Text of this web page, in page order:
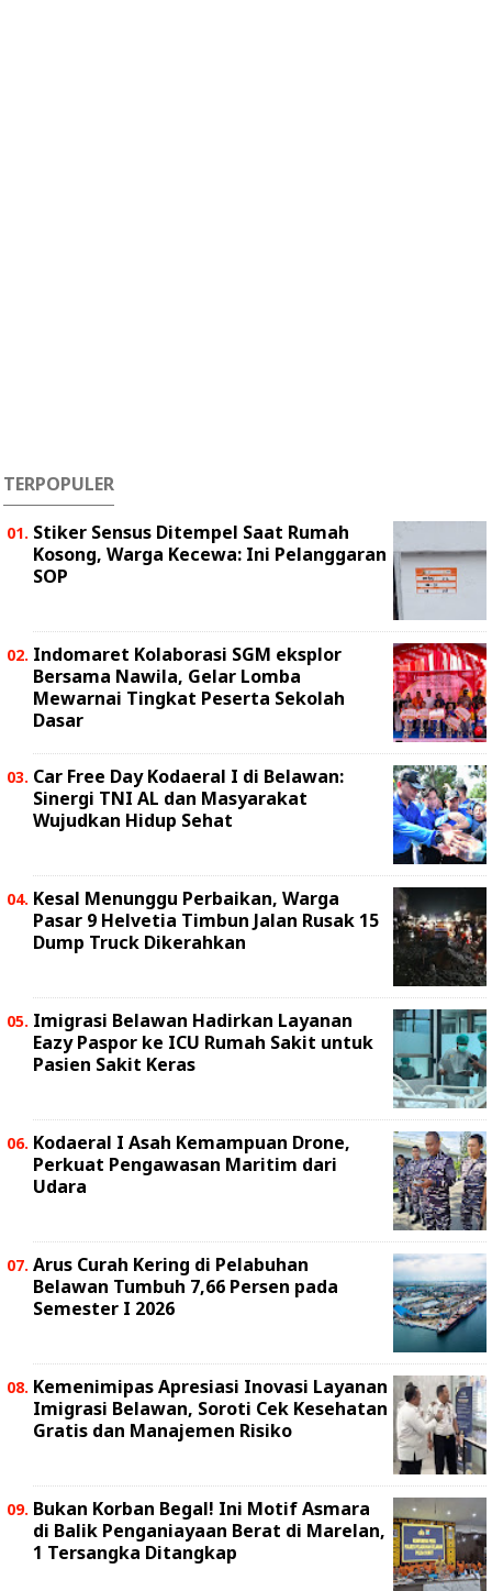
TERPOPULER
Stiker Sensus Ditempel Saat Rumah
Kosong, Warga Kecewa: Ini Pelanggaran
SOP
Indomaret Kolaborasi SGM eksplor
Bersama Nawila, Gelar Lomba
Mewarnai Tingkat Peserta Sekolah
Dasar
Car Free Day Kodaeral I di Belawan:
Sinergi TNI AL dan Masyarakat
Wujudkan Hidup Sehat
Kesal Menunggu Perbaikan, Warga
Pasar 9 Helvetia Timbun Jalan Rusak 15
Dump Truck Dikerahkan
Imigrasi Belawan Hadirkan Layanan
Eazy Paspor ke ICU Rumah Sakit untuk
Pasien Sakit Keras
Kodaeral I Asah Kemampuan Drone,
Perkuat Pengawasan Maritim dari
Udara
Arus Curah Kering di Pelabuhan
Belawan Tumbuh 7,66 Persen pada
Semester I 2026
Kemenimipas Apresiasi Inovasi Layanan
Imigrasi Belawan, Soroti Cek Kesehatan
Gratis dan Manajemen Risiko
Bukan Korban Begal! Ini Motif Asmara
di Balik Penganiayaan Berat di Marelan,
1 Tersangka Ditangkap